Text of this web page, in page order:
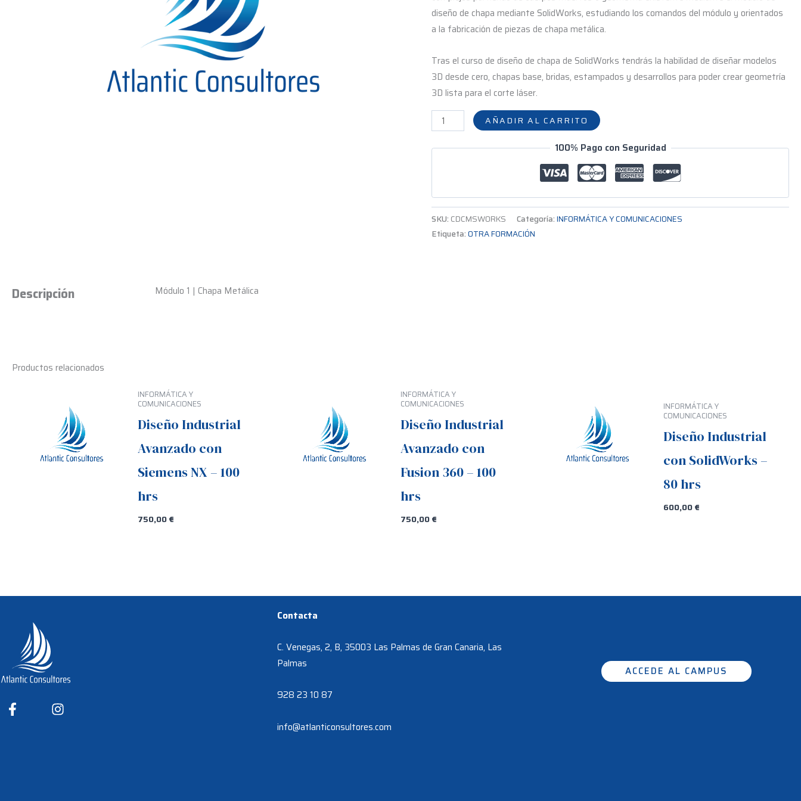
diseño de chapa mediante SolidWorks, estudiando los comandos del módulo y orientados
a la fabricación de piezas de chapa metálica.
Tras el curso de diseño de chapa de SolidWorks tendrás la habilidad de diseñar modelos
3D desde cero, chapas base, bridas, estampados y desarrollos para poder crear geometría
3D lista para el corte láser.
AÑADIR AL CARRITO
100% Pago con Seguridad
SKU: CDCMSWORKS Categoría:INFORMÁTICA Y COMUNICACIONES
Etiqueta:OTRA FORMACIÓN
Descripción Módulo 1 | Chapa Metálica
Productos relacionados
INFORMÁTICA Y
COMUNICACIONES
Diseño Industrial
Avanzado con
Siemens NX – 100
hrs
750,00€
INFORMÁTICA Y
COMUNICACIONES
Diseño Industrial
Avanzado con
Fusion 360 – 100
hrs
750,00€
INFORMÁTICA Y
COMUNICACIONES
Diseño Industrial
con SolidWorks –
80 hrs
600,00€
Contacta
C. Venegas, 2, B, 35003 Las Palmas de Gran Canaria, Las
Palmas
928 23 10 87
info@atlanticonsultores.com
ACCEDE AL CAMPUS